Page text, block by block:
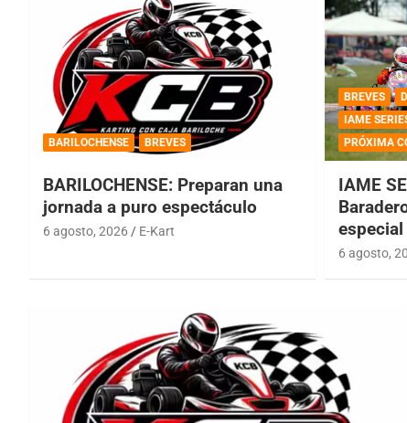
BARILOCHENSE BREVES
BARILOCHENSE: Preparan una
jornada a puro espectáculo
6 agosto, 2026 E-Kart
BREVES
IAME
PRÓXIMA
IAME
6 agosto,